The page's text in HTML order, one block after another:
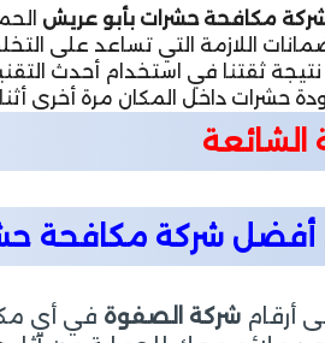
مكافحة حشرات بأبو عريش
اللازمة التي تساعد على
ثقتنا في استخدام أحدث
حشرات داخل المكان مرة أخرى
الشائعة
شركة مكافحة
أرقامشركة الصفوة في أي